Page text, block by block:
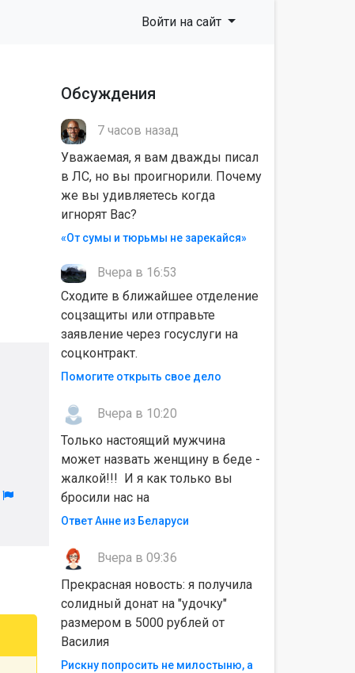
Войти на сайт
Обсуждения
7 часов назад
Уважаемая, я вам дважды писал
в ЛС, но вы проигнорили. Почему
же вы удивляетесь когда
игнорят Вас?
«От сумы и тюрьмы не зарекайся»
Вчера в 16:53
Сходите в ближайшее отделение
соцзащиты или отправьте
заявление через госуслуги на
соцконтракт.
Помогите открыть свое дело
Вчера в 10:20
Только настоящий мужчина
может назвать женщину в беде -
жалкой!!! И я как только вы
бросили нас на
Ответ Анне из Беларуси
Вчера в 09:36
Прекрасная новость: я получила
солидный донат на "удочку"
размером в 5000 рублей от
Василия
Рискну попросить не милостыню, а